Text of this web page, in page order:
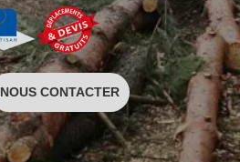
NOUS CONTACTER